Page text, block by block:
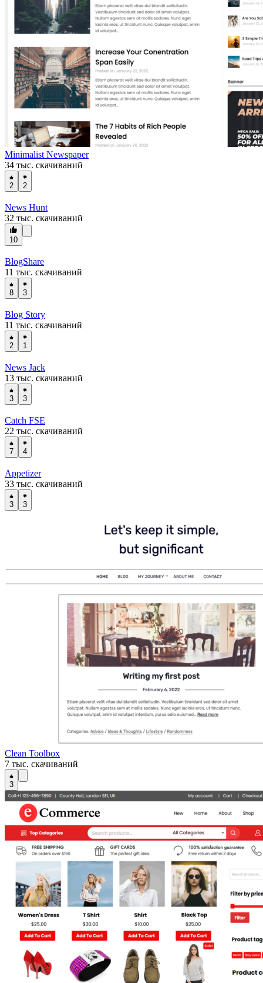
Minimalist Newspaper
34 тыс. скачиваний
2 2
News Hunt
32 тыс. скачиваний
10
BlogShare
11 тыс. скачиваний
8 3
Blog Story
11 тыс. скачиваний
2 1
News Jack
13 тыс. скачиваний
3 3
Catch FSE
22 тыс. скачиваний
7 4
Appetizer
33 тыс. скачиваний
3 3
Clean Toolbox
7 тыс. скачиваний
3